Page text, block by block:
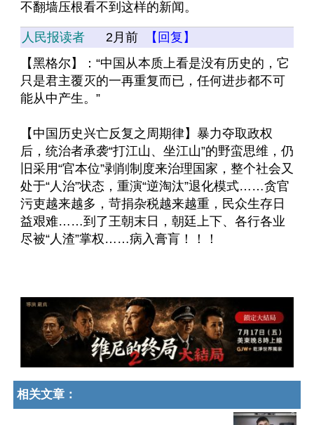
不翻墙压根看不到这样的新闻。
人民报读者 2月前
【回复】
【黑格尔】：“中国从本质上看是没有历史的，它
只是君主覆灭的一再重复而已，任何进步都不可
能从中产生。”
【中国历史兴亡反复之周期律】暴力夺取政权
后，统治者承袭“打江山、坐江山”的野蛮思维，仍
旧采用“官本位”剥削制度来治理国家，整个社会又
处于“人治”状态，重演“逆淘汰”退化模式……贪官
污吏越来越多，苛捐杂税越来越重，民众生存日
益艰难……到了王朝末日，朝廷上下、各行各业
尽被“人渣”掌权……病入膏肓！！！
相关文章：